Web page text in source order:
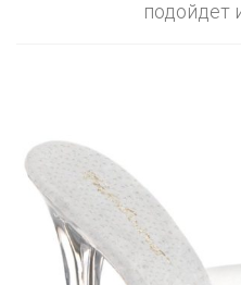
подойдет